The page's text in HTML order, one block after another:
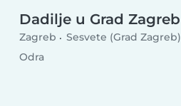
Dadilje u Grad Zagreb
Zagreb Sesvete (Grad Zagreb)
Odra